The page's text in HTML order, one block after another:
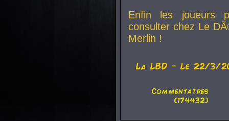
Enfin les joueurs
consulter chez Le
Merlin !
La LBD - Le 22/3/
Commentaires
(174432)